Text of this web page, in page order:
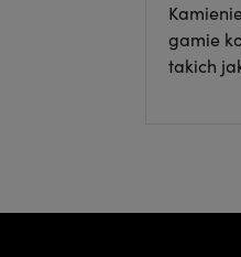
gamie
takich